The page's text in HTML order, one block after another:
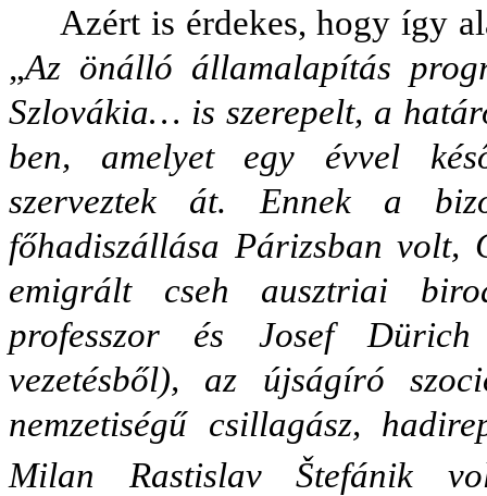
Azért is érdekes, hogy így
„Az önálló államalapítás
Szlovákia… is szerepelt, a
ben, amelyet egy évvel
szerveztek át. Ennek a
főhadiszállása Párizsban volt,
emigrált cseh ausztriai
professzor és Josef
vezetésből), az újságíró
nemzetiségű csillagász,
Milan Rastislav Štefánik